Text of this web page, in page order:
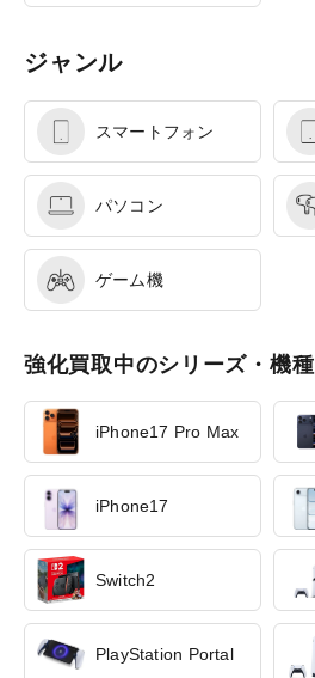
ジャンル
スマートフォン
パソコン
ゲーム機
強化買取中のシリーズ・機種
iPhone17 Pro Max
iPhone17
Switch2
PlayStation Portal